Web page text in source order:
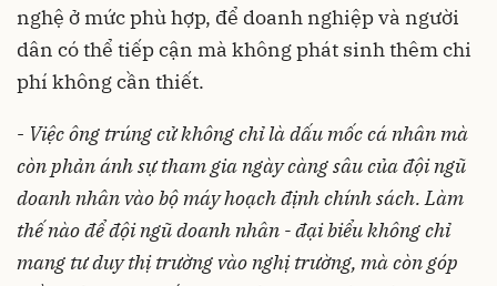
nghệ ở mức phù hợp, để doanh nghiệp và người
dân có thể tiếp cận mà không phát sinh thêm chi
phí không cần thiết.
- Việc ông trúng cử không chỉ là dấu mốc cá nhân mà
còn phản ánh sự tham gia ngày càng sâu của đội ngũ
doanh nhân vào bộ máy hoạch định chính sách. Làm
thế nào để đội ngũ doanh nhân - đại biểu không chỉ
mang tư duy thị trường vào nghị trường, mà còn góp